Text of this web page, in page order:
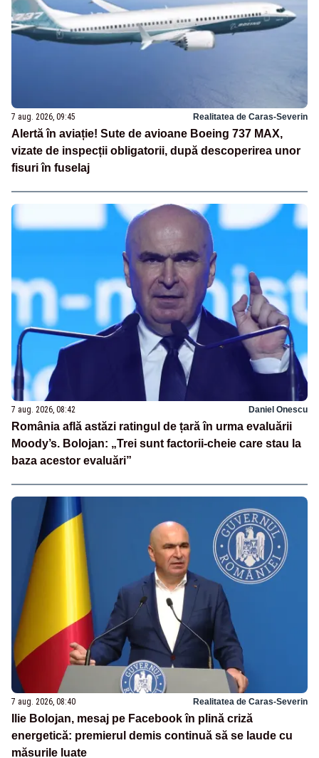
7 aug. 2026, 09:45 Realitatea de Caras-Severin
Alertă în aviație! Sute de avioane Boeing 737 MAX,
vizate de inspecții obligatorii, după descoperirea unor
fisuri în fuselaj
7 aug. 2026, 08:42 Daniel Onescu
România află astăzi ratingul de țară în urma evaluării
Moody’s. Bolojan: „Trei sunt factorii-cheie care stau la
baza acestor evaluări”
7 aug. 2026, 08:40 Realitatea de Caras-Severin
Ilie Bolojan, mesaj pe Facebook în plină criză
energetică: premierul demis continuă să se laude cu
măsurile luate